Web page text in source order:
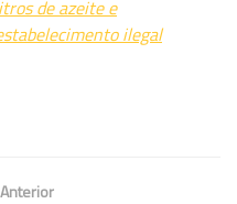
de azeite e
ilegal